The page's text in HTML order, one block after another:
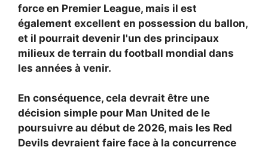
force en Premier League, mais il est
également excellent en possession du ballon,
et il pourrait devenir l'un des principaux
milieux de terrain du football mondial dans
les années à venir.
En conséquence, cela devrait être une
décision simple pour Man United de le
poursuivre au début de 2026, mais les Red
Devils devraient faire face à la concurrence